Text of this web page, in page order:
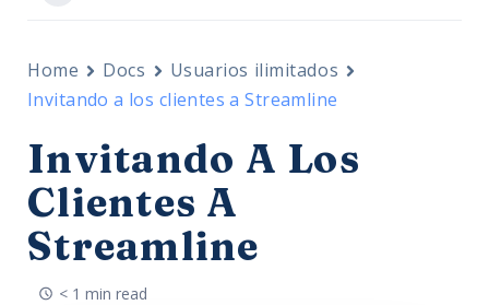
Home Docs
Usuarios ilimitados
Invitando a los clientes a Streamline
Invitando A Los
Clientes A
Streamline
< 1 min read